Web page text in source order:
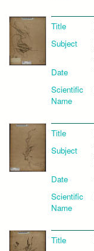
Title
Subject
Date
Scientific
Name
Title
Subject
Date
Scientific
Name
Title